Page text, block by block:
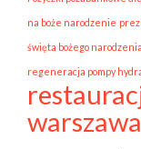
na boże narodzenie
święta bożego narodzenia
regeneracja pompy
warszawa